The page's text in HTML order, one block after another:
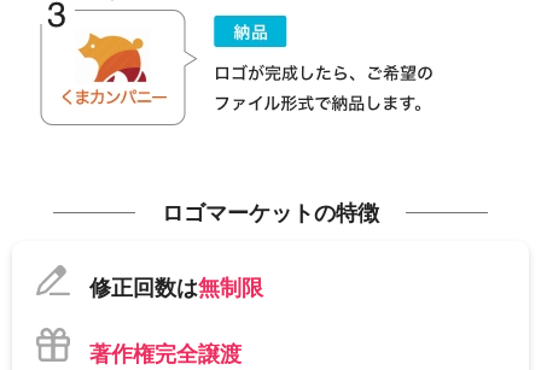
ロゴマーケットの特徴
修正回数は無制限
著作権完全譲渡